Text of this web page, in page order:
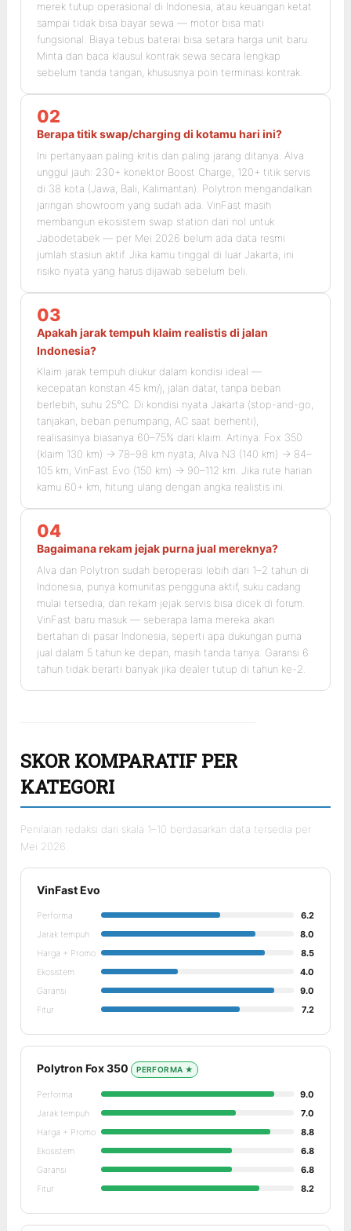
merek tutup operasional di Indonesia, atau keuangan ketat
sampai tidak bisa bayar sewa — motor bisa mati
fungsional. Biaya tebus baterai bisa setara harga unit baru.
Minta dan baca klausul kontrak sewa secara lengkap
sebelum tanda tangan, khususnya poin terminasi kontrak.
02
Berapa titik swap/charging di kotamu hari ini?
Ini pertanyaan paling kritis dan paling jarang ditanya. Alva
unggul jauh: 230+ konektor Boost Charge, 120+ titik servis
di 38 kota (Jawa, Bali, Kalimantan). Polytron mengandalkan
jaringan showroom yang sudah ada. VinFast masih
membangun ekosistem swap station dari nol untuk
Jabodetabek — per Mei 2026 belum ada data resmi
jumlah stasiun aktif. Jika kamu tinggal di luar Jakarta, ini
risiko nyata yang harus dijawab sebelum beli.
03
Apakah jarak tempuh klaim realistis di jalan
Indonesia?
Klaim jarak tempuh diukur dalam kondisi ideal —
kecepatan konstan 45 km/j, jalan datar, tanpa beban
berlebih, suhu 25°C. Di kondisi nyata Jakarta (stop-and-go,
tanjakan, beban penumpang, AC saat berhenti),
realisasinya biasanya 60–75% dari klaim. Artinya: Fox 350
(klaim 130 km) → 78–98 km nyata; Alva N3 (140 km) → 84–
105 km; VinFast Evo (150 km) → 90–112 km. Jika rute harian
kamu 60+ km, hitung ulang dengan angka realistis ini.
04
Bagaimana rekam jejak purna jual mereknya?
Alva dan Polytron sudah beroperasi lebih dari 1–2 tahun di
Indonesia, punya komunitas pengguna aktif, suku cadang
mulai tersedia, dan rekam jejak servis bisa dicek di forum.
VinFast baru masuk — seberapa lama mereka akan
bertahan di pasar Indonesia, seperti apa dukungan purna
jual dalam 5 tahun ke depan, masih tanda tanya. Garansi 6
tahun tidak berarti banyak jika dealer tutup di tahun ke-2.
SKOR KOMPARATIF PER
KATEGORI
Penilaian redaksi dari skala 1–10 berdasarkan data tersedia per
Mei 2026.
VinFast Evo
Performa
6.2
Jarak tempuh
8.0
Harga + Promo
8.5
Ekosistem
4.0
Garansi
9.0
Fitur
7.2
Polytron Fox 350 PERFORMA ★
Performa
9.0
Jarak tempuh
7.0
Harga + Promo
8.8
Ekosistem
6.8
Garansi
6.8
Fitur
8.2